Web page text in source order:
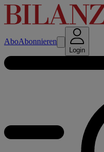
AboAbonnieren
Login